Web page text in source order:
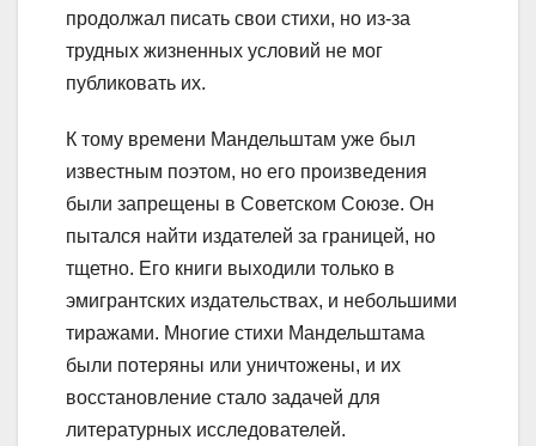
продолжал писать свои стихи, но из-за
трудных жизненных условий не мог
публиковать их.
К тому времени Мандельштам уже был
известным поэтом, но его произведения
были запрещены в Советском Союзе. Он
пытался найти издателей за границей, но
тщетно. Его книги выходили только в
эмигрантских издательствах, и небольшими
тиражами. Многие стихи Мандельштама
были потеряны или уничтожены, и их
восстановление стало задачей для
литературных исследователей.